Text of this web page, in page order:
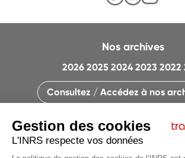
Nos archives
2026 2025 2024 2023 2022
Consultez / Accédez à nos